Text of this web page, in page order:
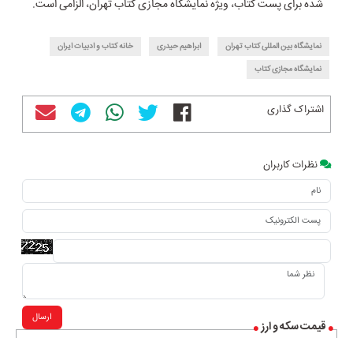
قیمت سکه و ارز
‌شده برای پست کتاب، ویژه نمایشگاه مجازی کتاب تهران، الزامی است.
نمایشگاه بین المللی کتاب تهران ابراهیم حیدری
خانه کتاب و ادبیات ایران
نمایشگاه مجازی کتاب
اشتراک گذاری
نظرات کاربران
ارسال